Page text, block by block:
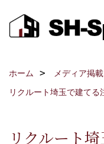
ホーム メディア掲載
リクルート埼玉で建てる
リクルート